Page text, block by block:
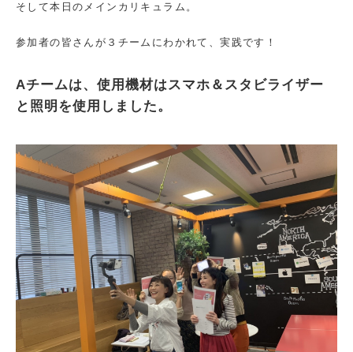
そして本日のメインカリキュラム。
参加者の皆さんが３チームにわかれて、実践です！
Aチームは、使用機材はスマホ＆スタビライザー
と照明を使用しました。